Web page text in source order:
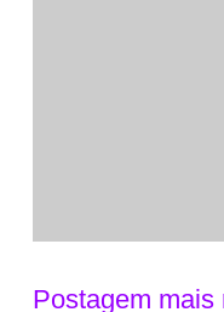
Postagem mais